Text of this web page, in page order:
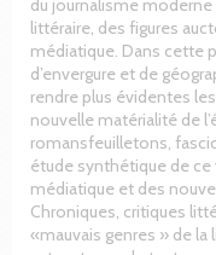
littéraire, des figures
médiatique. Dans cette
d’envergure et de
rendre plus évidentes
nouvelle matérialité de
romansfeuilletons,
étude synthétique de
médiatique et des
Chroniques, critiques
«mauvais genres » de